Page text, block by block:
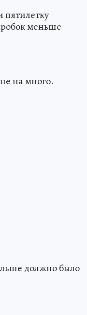
пятилетку
меньше
на много.
должно было